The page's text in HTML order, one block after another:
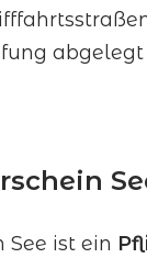
See ist ein